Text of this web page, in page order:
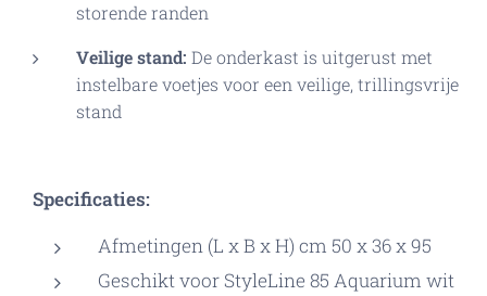
storende randen
Veilige stand: De onderkast is uitgerust met
instelbare voetjes voor een veilige, trillingsvrije
stand
Specificaties:
Afmetingen (L x B x H) cm 50 x 36 x 95
Geschikt voor StyleLine 85 Aquarium wit